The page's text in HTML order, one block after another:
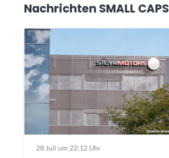
Nachrichten SMALL CAPS
28 Juli um 22:12 Uhr